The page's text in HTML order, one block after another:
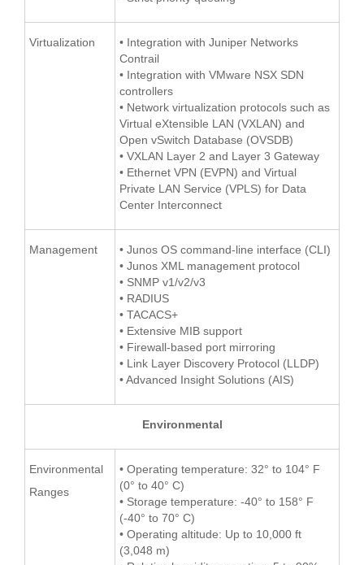
Virtualization
• Integration with Juniper Networks
Contrail
• Integration with VMware NSX SDN
controllers
• Network virtualization protocols such as
Virtual eXtensible LAN (VXLAN) and
Open vSwitch Database (OVSDB)
• VXLAN Layer 2 and Layer 3 Gateway
• Ethernet VPN (EVPN) and Virtual
Private LAN Service (VPLS) for Data
Center Interconnect
Management
• Junos OS command-line interface (CLI)
• Junos XML management protocol
• SNMP v1/v2/v3
• RADIUS
• TACACS+
• Extensive MIB support
• Firewall-based port mirroring
• Link Layer Discovery Protocol (LLDP)
• Advanced Insight Solutions (AIS)
Environmental
Environmental
Ranges
• Operating temperature: 32° to 104° F
(0° to 40° C)
• Storage temperature: -40° to 158° F
(-40° to 70° C)
• Operating altitude: Up to 10,000 ft
(3,048 m)